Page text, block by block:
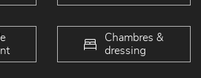
Chambres &
dressing